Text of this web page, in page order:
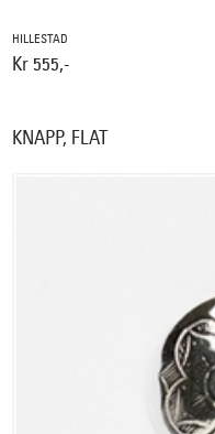
HILLESTAD
Kr 555,-
KNAPP, FLAT